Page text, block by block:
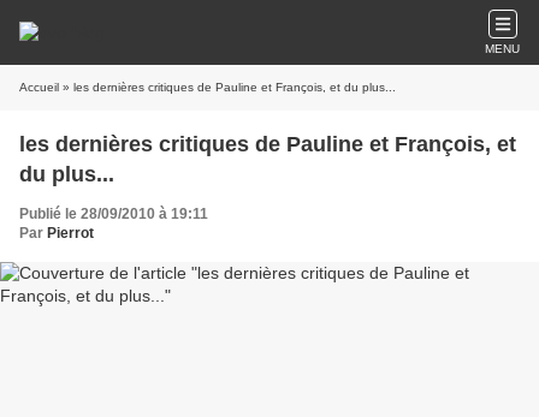
MENU
Accueil » les dernières critiques de Pauline et François, et du plus...
les dernières critiques de Pauline et François, et
du plus...
Publié le 28/09/2010 à 19:11
Par Pierrot